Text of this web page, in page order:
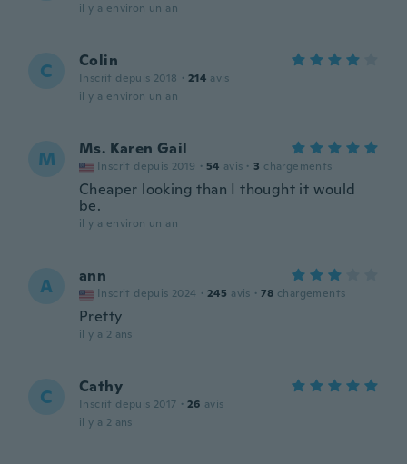
il y a environ un an
C Colin
Inscrit depuis 2018 · 214 avis
il y a environ un an
M Ms. Karen Gail
Inscrit depuis 2019 · 54 avis · 3 chargements
Cheaper looking than I thought it would
be.
il y a environ un an
A ann
Inscrit depuis 2024 · 245 avis · 78 chargements
Pretty
il y a 2 ans
C Cathy
Inscrit depuis 2017 · 26 avis
il y a 2 ans